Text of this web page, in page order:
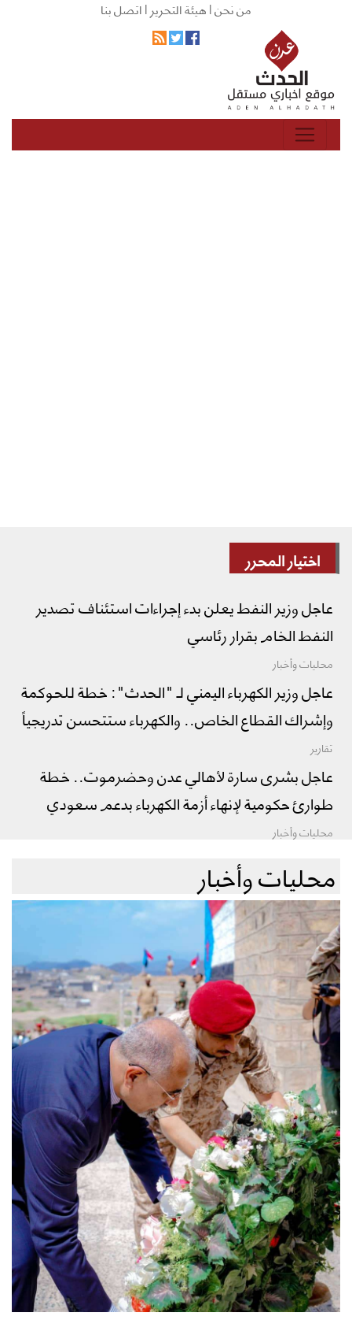
من نحن |هيئة التحرير |اتصل بنا
اختيار المحرر
عاجل وزير النفط يعلن بدء إجراءات استئناف تصدير
النفط الخام بقرار رئاسي
محليات وأخبار
عاجل وزير الكهرباء اليمني لـ "الحدث": خطة للحوكمة
وإشراك القطاع الخاص.. والكهرباء ستتحسن تدريجياً
تقارير
عاجل بشرى سارة لأهالي عدن وحضرموت.. خطة
طوارئ حكومية لإنهاء أزمة الكهرباء بدعم سعودي
محليات وأخبار
محليات وأخبار